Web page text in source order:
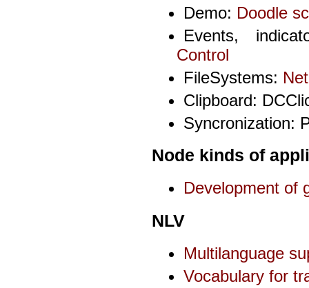
Demo: Doodle
Events,
Control
FileSystems:
Clipboard:
Syncronization:
Node kinds of
Development of
NLV
Multilanguage
Vocabulary for